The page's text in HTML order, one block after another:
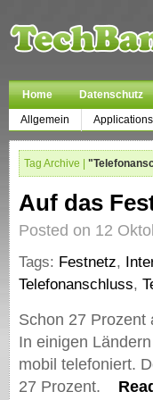
Home Datenschutz
Allgemein
Applications
Tag Archive |
Auf das
Posted on 12
Tags: Festnetz,
Telefonanschluss,
Schon 27 Prozent
In einigen
mobil telefoniert.
27 Prozent.